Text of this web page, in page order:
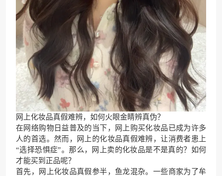
网上化妆品真假难辨，如何火眼金睛辨真伪？
在网络购物日益普及的当下，网上购买化妆品已成为许多
人的首选。然而，网上的化妆品真假难辨，让消费者患上
“选择恐惧症”。那么，网上卖的化妆品是不是真的？如何
才能买到正品呢？
首先，网上化妆品真假参半，鱼龙混杂。一些商家为了牟